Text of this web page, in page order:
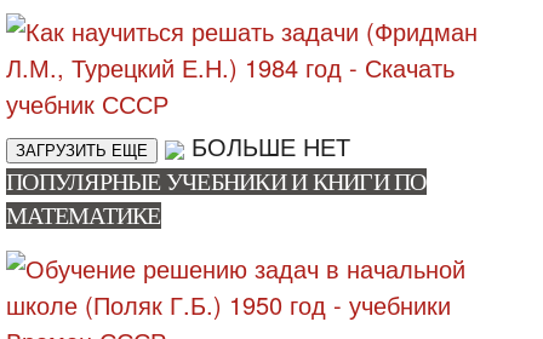
ЗАГРУЗИТЬ ЕЩЕ БОЛЬШЕ НЕТ
ПОПУЛЯРНЫЕ УЧЕБНИКИ И КНИГИ ПО
МАТЕМАТИКЕ